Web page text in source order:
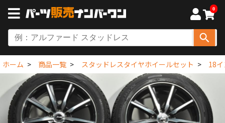
0
ホーム 商品一覧 スタッドレスタイヤホイールセット 18